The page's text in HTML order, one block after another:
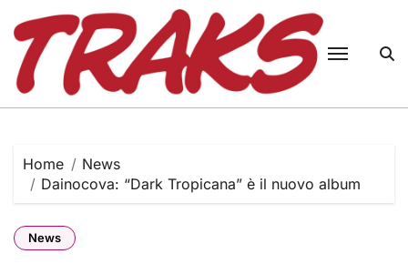
content
Home
News
Dainocova: “Dark Tropicana” è il nuovo album
News